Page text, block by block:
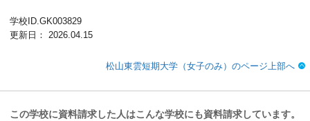
学校ID.GK003829
更新日： 2026.04.15
松山東雲短期大学（女子のみ）のページ上部へ
この学校に資料請求した人はこんな学校にも資料請求しています。